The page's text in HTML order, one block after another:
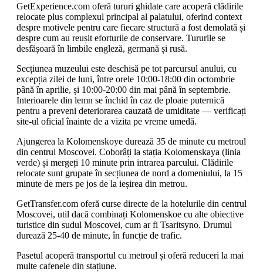
GetExperience.com oferă tururi ghidate care acoperă clădirile
relocate plus complexul principal al palatului, oferind context
despre motivele pentru care fiecare structură a fost demolată și
despre cum au reușit eforturile de conservare. Tururile se
desfășoară în limbile engleză, germană și rusă.
Secțiunea muzeului este deschisă pe tot parcursul anului, cu
excepția zilei de luni, între orele 10:00-18:00 din octombrie
până în aprilie, și 10:00-20:00 din mai până în septembrie.
Interioarele din lemn se închid în caz de ploaie puternică
pentru a preveni deteriorarea cauzată de umiditate — verificați
site-ul oficial înainte de a vizita pe vreme umedă.
Ajungerea la Kolomenskoye durează 35 de minute cu metroul
din centrul Moscovei. Coborâți la stația Kolomenskaya (linia
verde) și mergeți 10 minute prin intrarea parcului. Clădirile
relocate sunt grupate în secțiunea de nord a domeniului, la 15
minute de mers pe jos de la ieșirea din metrou.
GetTransfer.com oferă curse directe de la hotelurile din centrul
Moscovei, util dacă combinați Kolomenskoe cu alte obiective
turistice din sudul Moscovei, cum ar fi Tsaritsyno. Drumul
durează 25-40 de minute, în funcție de trafic.
Pasetul acoperă transportul cu metroul și oferă reduceri la mai
multe cafenele din stațiune.